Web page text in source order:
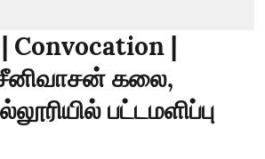
Convocation |
கலை,
பட்டமளிப்பு